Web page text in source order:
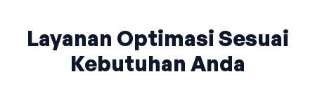
Layanan Optimasi Sesuai
Kebutuhan Anda